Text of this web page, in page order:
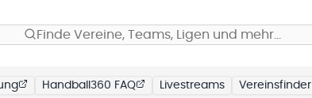
Finde Vereine, Teams, Ligen und mehr…
Handball360 FAQ Livestreams Vereinsfinder